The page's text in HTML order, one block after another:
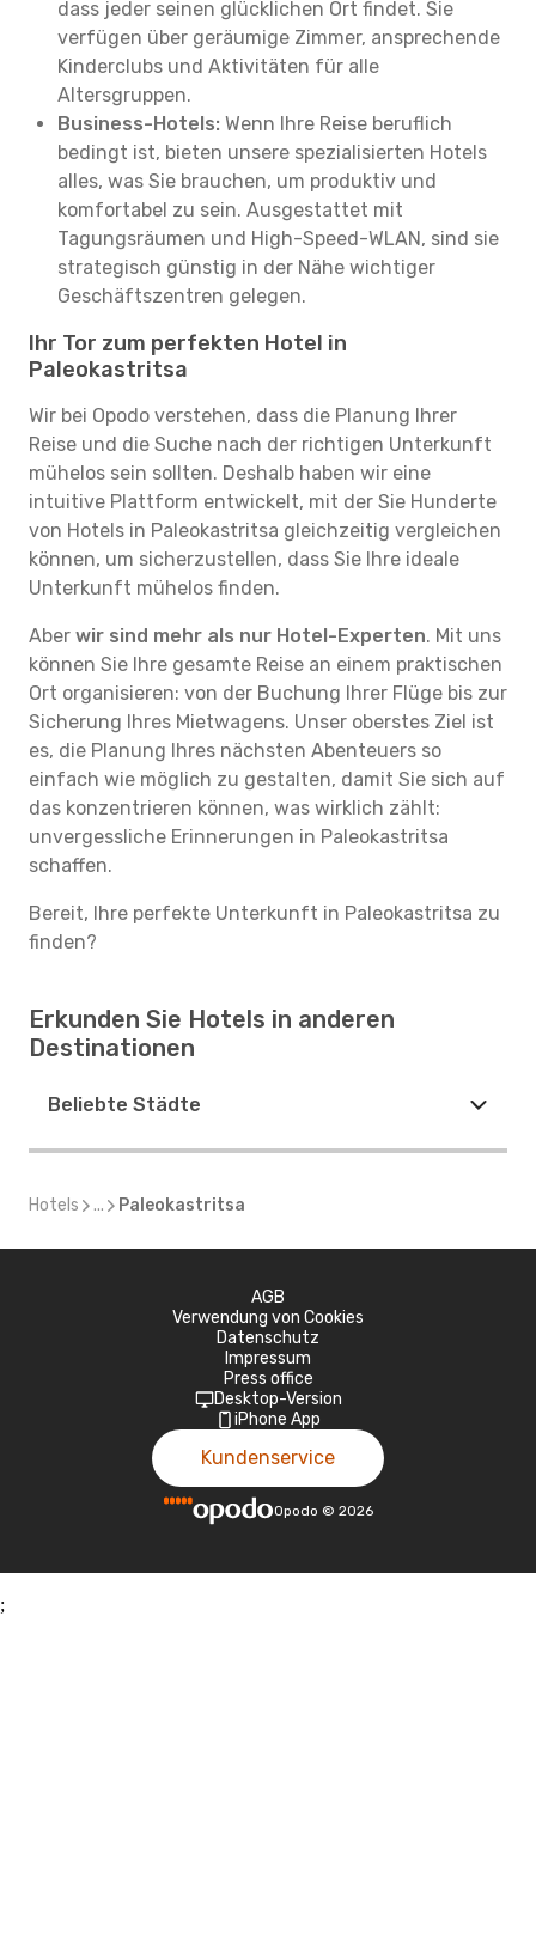
dass jeder seinen glücklichen Ort findet. Sie
verfügen über geräumige Zimmer, ansprechende
Kinderclubs und Aktivitäten für alle
Altersgruppen.
Business-Hotels: Wenn Ihre Reise beruflich
bedingt ist, bieten unsere spezialisierten Hotels
alles, was Sie brauchen, um produktiv und
komfortabel zu sein. Ausgestattet mit
Tagungsräumen und High-Speed-WLAN, sind sie
strategisch günstig in der Nähe wichtiger
Geschäftszentren gelegen.
Ihr Tor zum perfekten Hotel in
Paleokastritsa
Wir bei Opodo verstehen, dass die Planung Ihrer
Reise und die Suche nach der richtigen Unterkunft
mühelos sein sollten. Deshalb haben wir eine
intuitive Plattform entwickelt, mit der Sie Hunderte
von Hotels in Paleokastritsa gleichzeitig vergleichen
können, um sicherzustellen, dass Sie Ihre ideale
Unterkunft mühelos finden.
Aber wir sind mehr als nur Hotel-Experten. Mit uns
können Sie Ihre gesamte Reise an einem praktischen
Ort organisieren: von der Buchung Ihrer Flüge bis zur
Sicherung Ihres Mietwagens. Unser oberstes Ziel ist
es, die Planung Ihres nächsten Abenteuers so
einfach wie möglich zu gestalten, damit Sie sich auf
das konzentrieren können, was wirklich zählt:
unvergessliche Erinnerungen in Paleokastritsa
schaffen.
Bereit, Ihre perfekte Unterkunft in Paleokastritsa zu
finden?
Erkunden Sie Hotels in anderen
Destinationen
Beliebte Städte
Hotels ... Paleokastritsa
AGB
Verwendung von Cookies
Datenschutz
Impressum
Press office
Desktop-Version
iPhone App
Kundenservice
Opodo © 2026
;